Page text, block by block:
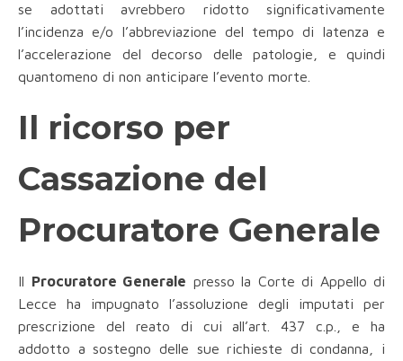
se adottati avrebbero ridotto significativamente
l’incidenza e/o l’abbreviazione del tempo di latenza e
l’accelerazione del decorso delle patologie, e quindi
quantomeno di non anticipare l’evento morte.
Il ricorso per
Cassazione del
Procuratore Generale
Il Procuratore Generale presso la Corte di Appello di
Lecce ha impugnato l’assoluzione degli imputati per
prescrizione del reato di cui all’art. 437 c.p., e ha
addotto a sostegno delle sue richieste di condanna, i